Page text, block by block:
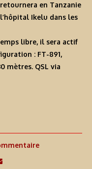
en Tanzanie
Ikelu dans les
libre, il sera actif
: FT-891,
mètres. QSL via